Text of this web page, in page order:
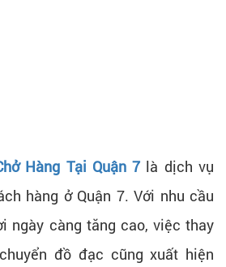
Hàng Tại Quận 7 là dịch vụ
hàng ở Quận 7. Với nhu cầu
ngày càng tăng cao, việc thay
đồ đạc cũng xuất hiện